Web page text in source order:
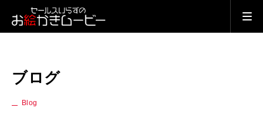
ブログ
Blog